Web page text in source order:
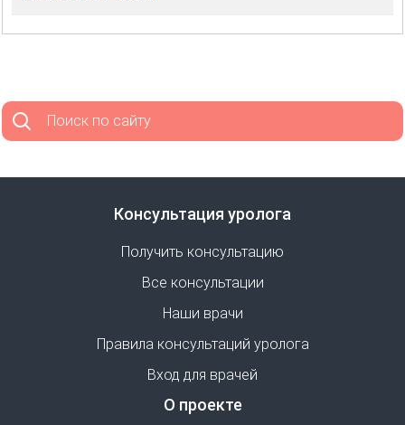
Поиск по сайту
Консультация уролога
Получить консультацию
Все консультации
Наши врачи
Правила консультаций уролога
Вход для врачей
О проекте